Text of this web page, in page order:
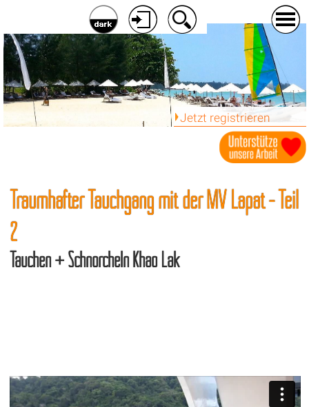
Jetzt registrieren
Traumhafter Tauchgang mit der MV Lapat - Teil
2
Tauchen + Schnorcheln Khao Lak